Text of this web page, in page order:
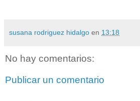
susana rodriguez hidalgo en 13:18
No hay comentarios:
Publicar un comentario